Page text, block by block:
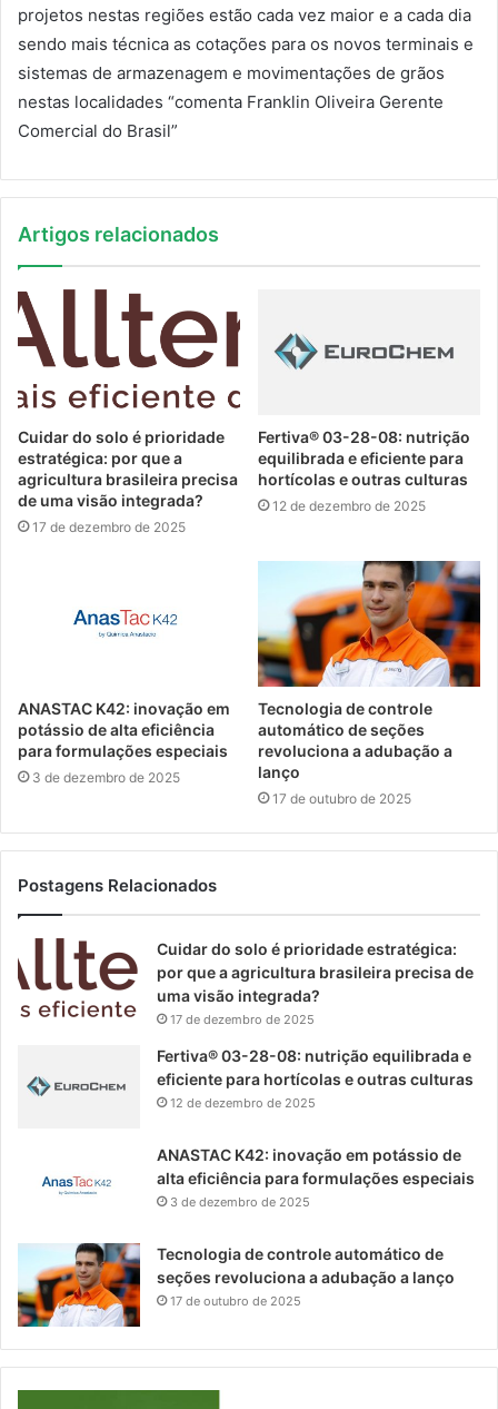
projetos nestas regiões estão cada vez maior e a cada dia
sendo mais técnica as cotações para os novos terminais e
sistemas de armazenagem e movimentações de grãos
nestas localidades “comenta Franklin Oliveira Gerente
Comercial do Brasil”
Artigos relacionados
Cuidar do solo é prioridade
estratégica: por que a
agricultura brasileira precisa
de uma visão integrada?
17 de dezembro de 2025
Fertiva® 03-28-08: nutrição
equilibrada e eficiente para
hortícolas e outras culturas
12 de dezembro de 2025
ANASTAC K42: inovação em
potássio de alta eficiência
para formulações especiais
3 de dezembro de 2025
Tecnologia de controle
automático de seções
revoluciona a adubação a
lanço
17 de outubro de 2025
Postagens Relacionados
Cuidar do solo é prioridade estratégica:
por que a agricultura brasileira precisa de
uma visão integrada?
17 de dezembro de 2025
Fertiva® 03-28-08: nutrição equilibrada e
eficiente para hortícolas e outras culturas
12 de dezembro de 2025
ANASTAC K42: inovação em potássio de
alta eficiência para formulações especiais
3 de dezembro de 2025
Tecnologia de controle automático de
seções revoluciona a adubação a lanço
17 de outubro de 2025